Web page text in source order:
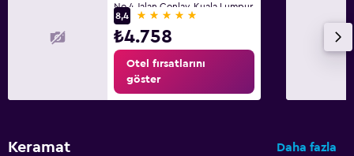
No 4 Jalan Conlay, Kuala Lumpur
8,4
5 yıldız
₺4.758
Otel fırsatlarını
göster
Keramat Daha fazla